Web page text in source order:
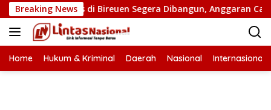
Langsung
ke
konten
Breaking News
Putus di Bireuen Segera Dibangun, Anggaran Capai 500
Home Hukum & Kriminal Daerah Nasional Internasional